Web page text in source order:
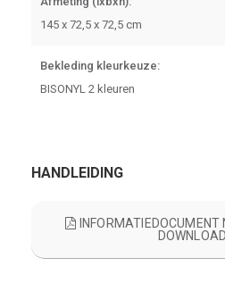
145 x 72,5 x 72,5 cm
Bekleding kleurkeuze:
BISONYL 2 kleuren
HANDLEIDING
INFORMATIEDOCUMENT